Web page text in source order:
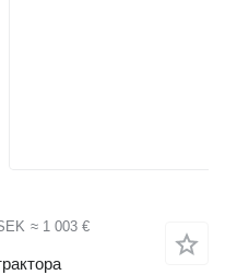
≈ 1 003 €